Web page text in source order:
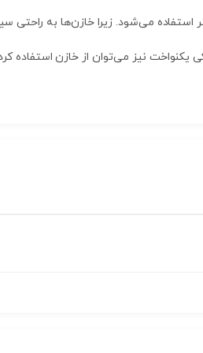
می‌شود. زیرا خازن‌ها به راحتی
یکنواخت نیز می‌توان از خازن استفاده